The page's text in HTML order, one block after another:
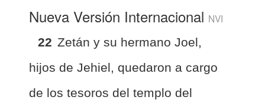
Nueva Versión Internacional NVI
22 Zetán y su hermano Joel,
hijos de Jehiel, quedaron a cargo
de los tesoros del templo del